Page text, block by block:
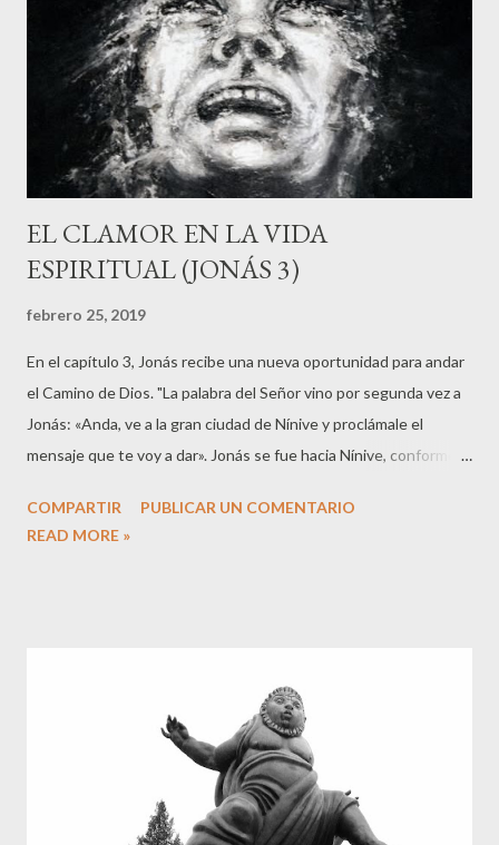
Tarsis, porque yo sabía que tú eres un Dios benévolo y
compasivo, lento para enojarte y lleno de amor; yo sabía que te
retractas del castigo." (4:1-2) Jonás sufría de un nacionalismo
empederni...
EL CLAMOR EN LA VIDA
ESPIRITUAL (JONÁS 3)
febrero 25, 2019
En el capítulo 3, Jonás recibe una nueva oportunidad para andar
el Camino de Dios. "La palabra del Señor vino por segunda vez a
Jonás: «Anda, ve a la gran ciudad de Nínive y proclámale el
mensaje que te voy a dar». Jonás se fue hacia Nínive, conforme al
realidad. Cuando decido vivir mi propio camino sin tener en
manifiestan su cambio de actitud con ayuno y señal de duelo.
"Jonás se fue internando en la ciudad, y la recorrió todo un día,
mientras proclamaba: «¡Dentro de cuarenta días Nínive será
destruida!» Y los ninivitas le creyeron a Dios, proclamaron ayuno
y, desde el mayor hasta el menor, se vistieron de l...
COMPARTIR
PUBLICAR UN COMENTARIO
READ MORE »